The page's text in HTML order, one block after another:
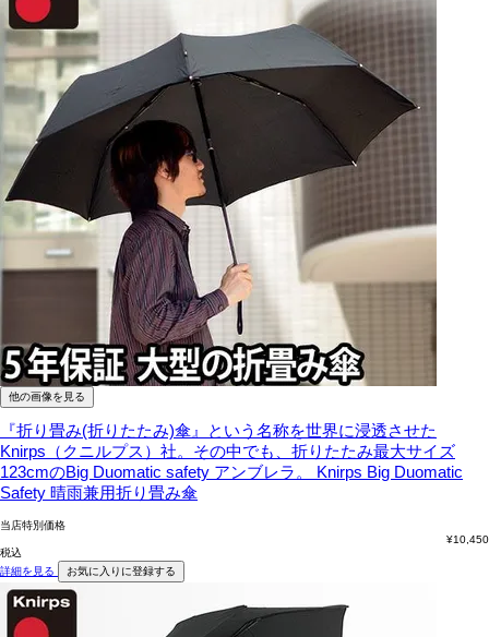
他の画像を見る
『折り畳み(折りたたみ)傘』という名称を世界に浸透させた
Knirps（クニルプス）社。その中でも、折りたたみ最大サイズ
123cmのBig Duomatic safety アンブレラ。
Knirps Big Duomatic
Safety 晴雨兼用折り畳み傘
当店特別価格
¥10,450
税込
詳細を見る
お気に入りに登録する